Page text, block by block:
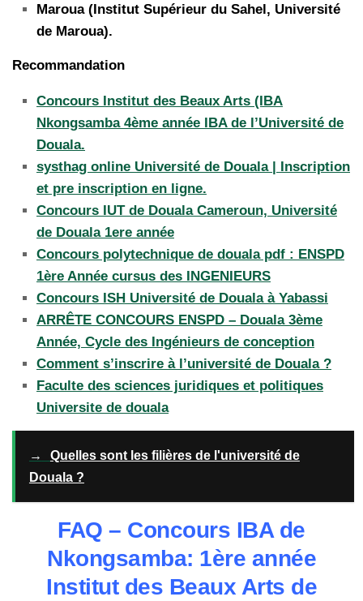
Maroua (Institut Supérieur du Sahel, Université
de Maroua).
Recommandation
Concours Institut des Beaux Arts (IBA
Nkongsamba 4ème année IBA de l’Université de
Douala.
systhag online Université de Douala | Inscription
et pre inscription en ligne.
Concours IUT de Douala Cameroun, Université
de Douala 1ere année
Concours polytechnique de douala pdf : ENSPD
1ère Année cursus des INGENIEURS
Concours ISH Université de Douala à Yabassi
ARRÊTE CONCOURS ENSPD – Douala 3ème
Année, Cycle des Ingénieurs de conception
Comment s’inscrire à l’université de Douala ?
Faculte des sciences juridiques et politiques
Universite de douala
→
Quelles sont les filières de l'université de
Douala ?
FAQ – Concours IBA de
Nkongsamba: 1ère année
Institut des Beaux Arts de